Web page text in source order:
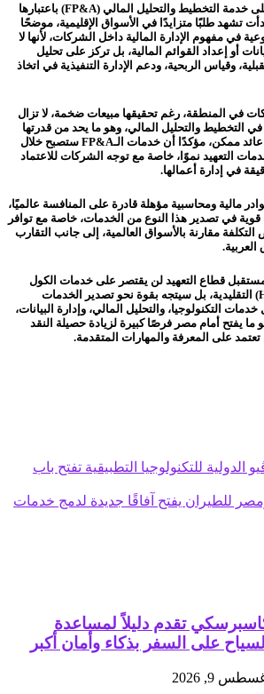
وسلط عبد الوهاب الضوء على خدمة التخطيط والتحليل المالي (FP&A) باعتبارها
تشهد طلبًا متزايدًا في الأسواق الإقليمية، موضحًا
في مفهوم الإدارة المالية داخل الشركات، لأنها لا
أو إعداد القوائم المالية، بل تركز على تحليل
وقياس الربحية، ودعم الإدارة التنفيذية في اتخاذ
في المنطقة، رغم تحقيقها مبيعات ضخمة، لا تزال
التخطيط والتحليل المالي، وهو ما يحد من قدرتها
على التوسع وتحقيق أفضل عائد ممكن، مؤكدًا أن خدمات الـFP&A ستصبح خلال
التعهيد نموًا، خاصة مع توجه الشركات للاعتماد
في إدارة أعمالها.
مالية ومحاسبية مؤهلة قادرة على المنافسة عالميًا،
قوية في تصدير هذا النوع من الخدمات، خاصة مع توافر
مقارنة بالأسواق العالمية، إلى جانب التقارب
العربية.
قطاع التعهيد لن يقتصر على خدمات الكول
سنتر و الموارد البشرية (HR) التقليدية، بل سيتجه بقوة نحو تصدير الخدمات
خدمات التكنولوجيا، والتحليل المالي، وإدارة البيانات،
ما يفتح أمام مصر فرصًا كبيرة لزيادة حصيلة النقد
على المعرفة والمهارات المتقدمة.
الدولية للتكنولوجيا التطبيقية تفتح باب
للطيران يفتح آفاقًا جديدة لدمج خدمات
تقدم دليلاً لمساعدة
السياح على السفر بذكاء وأمان أكبر
9, 2026